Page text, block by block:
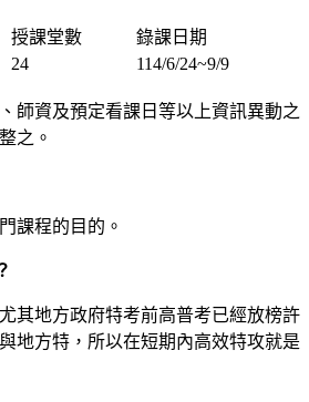
授課堂數
錄課日期
24 114/6/24~9/9
師資及預定看課日等以上資訊異動之
之。
課程的目的。
其地方政府特考前高普考已經放榜許
地方特，所以在短期內高效特攻就是